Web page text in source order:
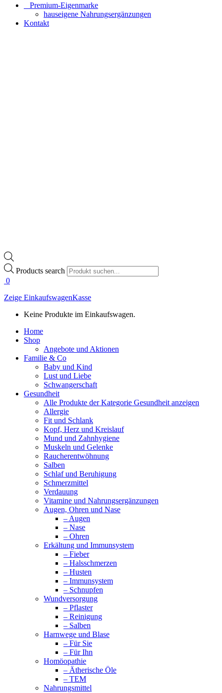
⠀​Premium-Eigenmarke
hauseigene Nahrungsergänzungen
Kontakt
Products search
0
Zeige EinkaufswagenKasse
Keine Produkte im Einkaufswagen.
Home
Shop
Angebote und Aktionen
Familie & Co
Baby und Kind
Lust und Liebe
Schwangerschaft
Gesundheit
Alle Produkte der Kategorie Gesundheit anzeigen
Allergie
Fit und Schlank
Kopf, Herz und Kreislauf
Mund und Zahnhygiene
Muskeln und Gelenke
Raucherentwöhnung
Salben
Schlaf und Beruhigung
Schmerzmittel
Verdauung
Vitamine und Nahrungsergänzungen
Augen, Ohren und Nase
– Augen
– Nase
– Ohren
Erkältung und Immunsystem
– Fieber
– Halsschmerzen
– Husten
– Immunsystem
– Schnupfen
Wundversorgung
– Pflaster
– Reinigung
– Salben
Harnwege und Blase
– Für Sie
– Für Ihn
Homöopathie
– Ätherische Öle
– TEM
Nahrungsmittel